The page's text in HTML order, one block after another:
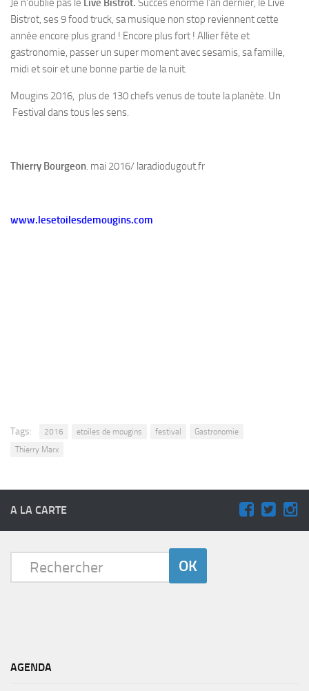
Je n’oublie pas le Live Bistrot. Succès énorme l’an dernier, le Live
Bistrot, ses 9 food truck, sa musique non stop reviennent cette
année encore plus grand ! Encore plus fort ! Allier fête et
gastronomie, passer un super moment avec sesamis, sa famille,
midi et soir et une bonne partie de la nuit.
Mougins 2016, plus de 130 chefs venus de toute la planète. Un
Festival dans tous les sens.
Thierry Bourgeon. mai 2016/ laradiodugout.fr
www.lesetoilesdemougins.com
Tags: 2016 etoiles de mougins festival
Gastronomie
Thierry Marx
A LA CARTE
AGENDA